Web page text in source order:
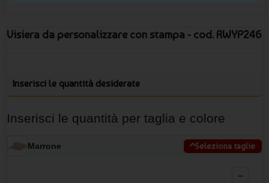
Visiera da personalizzare con stampa - cod. RWYP246
Inserisci le quantità desiderate
Inserisci le quantità per taglia e colore
Marrone Seleziona taglie
−